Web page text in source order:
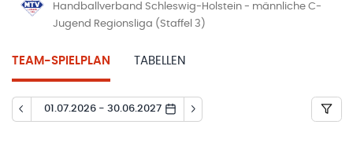
Handballverband Schleswig-Holstein - männliche C-
Jugend Regionsliga (Staffel 3)
TEAM-SPIELPLAN TABELLEN
01.07.2026 - 30.06.2027